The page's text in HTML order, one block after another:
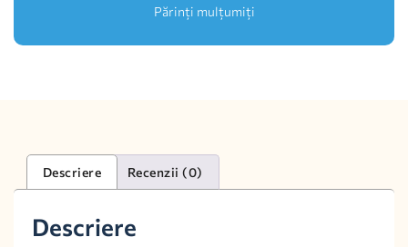
Părinți mulțumiți
Descriere Recenzii (0)
Descriere